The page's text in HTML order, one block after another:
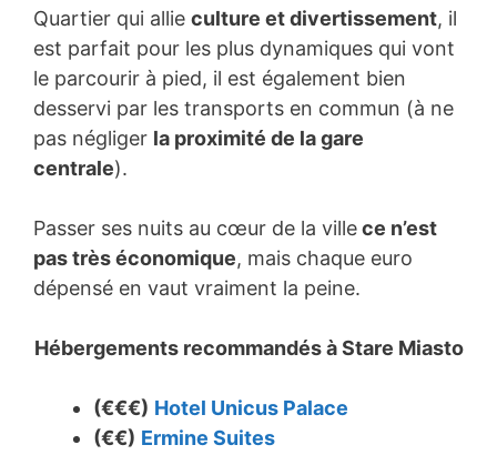
Quartier qui allie culture et divertissement, il
est parfait pour les plus dynamiques qui vont
le parcourir à pied, il est également bien
desservi par les transports en commun (à ne
pas négliger la proximité de la gare
centrale).
Passer ses nuits au cœur de la villece n’est
pas très économique, mais chaque euro
dépensé en vaut vraiment la peine.
Hébergements recommandés à Stare Miasto
(€€€) Hotel Unicus Palace
(€€) Ermine Suites